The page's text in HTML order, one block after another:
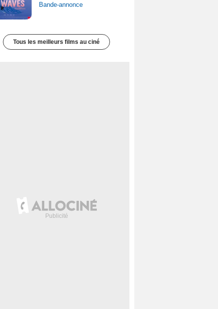
Bande-annonce
Tous les meilleurs films au ciné